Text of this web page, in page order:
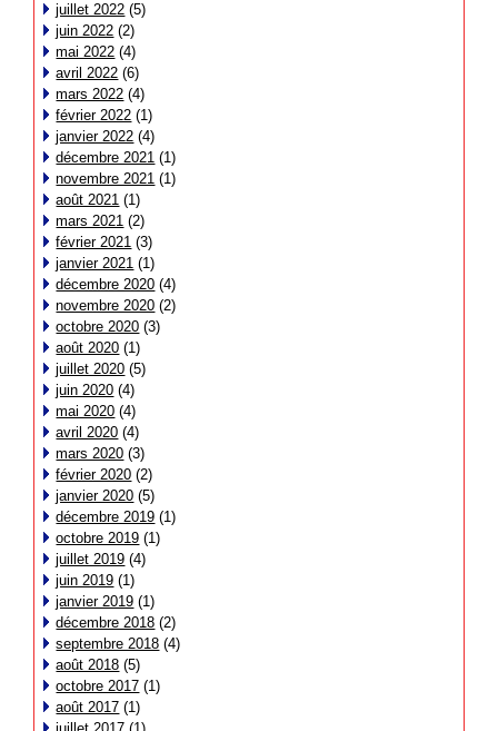
juillet 2022 (5)
juin 2022 (2)
mai 2022 (4)
avril 2022 (6)
mars 2022 (4)
février 2022 (1)
janvier 2022 (4)
décembre 2021 (1)
novembre 2021 (1)
août 2021 (1)
mars 2021 (2)
février 2021 (3)
janvier 2021 (1)
décembre 2020 (4)
novembre 2020 (2)
octobre 2020 (3)
août 2020 (1)
juillet 2020 (5)
juin 2020 (4)
mai 2020 (4)
avril 2020 (4)
mars 2020 (3)
février 2020 (2)
janvier 2020 (5)
décembre 2019 (1)
octobre 2019 (1)
juillet 2019 (4)
juin 2019 (1)
janvier 2019 (1)
décembre 2018 (2)
septembre 2018 (4)
août 2018 (5)
octobre 2017 (1)
août 2017 (1)